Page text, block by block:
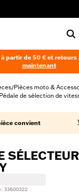
partir de 50 € et retours
maintenant
/Pièces moto &
Pédale de sélection de
convient
SÉLECTEUR
: 33600322